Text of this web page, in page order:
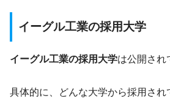
イーグル工業の採用大学
イーグル工業の採用大学は公開され
具体的に、どんな大学から採用され